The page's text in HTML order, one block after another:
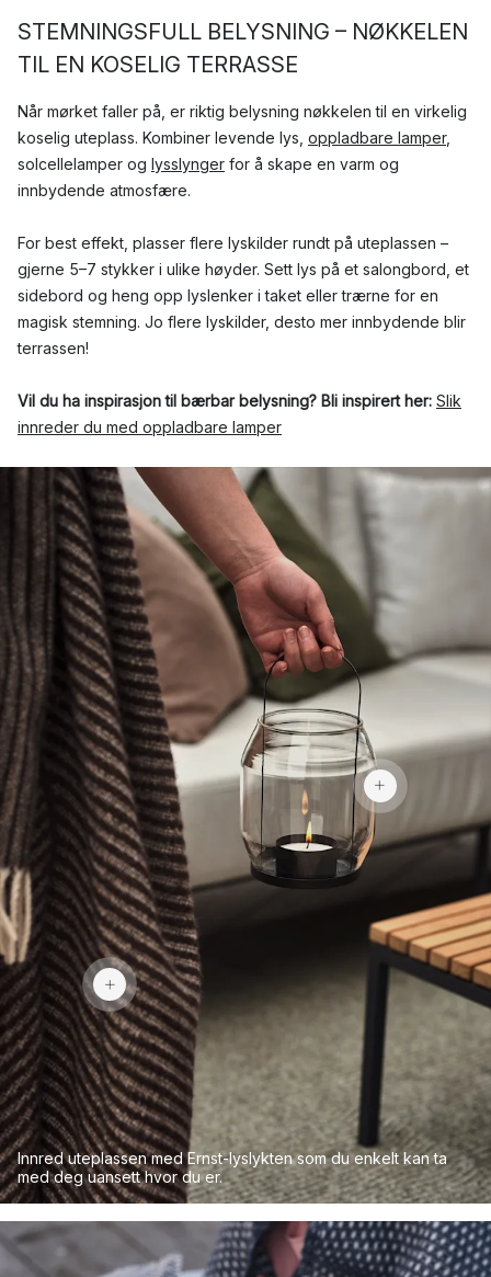
STEMNINGSFULL BELYSNING – NØKKELEN
TIL EN KOSELIG TERRASSE
Når mørket faller på, er riktig belysning nøkkelen til en virkelig
koselig uteplass. Kombiner levende lys, oppladbare lamper,
solcellelamper og lysslynger for å skape en varm og
innbydende atmosfære.
For best effekt, plasser flere lyskilder rundt på uteplassen –
gjerne 5–7 stykker i ulike høyder. Sett lys på et salongbord, et
sidebord og heng opp lyslenker i taket eller trærne for en
magisk stemning. Jo flere lyskilder, desto mer innbydende blir
terrassen!
Vil du ha inspirasjon til bærbar belysning? Bli inspirert her: Slik
innreder du med oppladbare lamper
Innred uteplassen med Ernst-lyslykten som du enkelt kan ta
med deg uansett hvor du er.
299 kr
739 kr